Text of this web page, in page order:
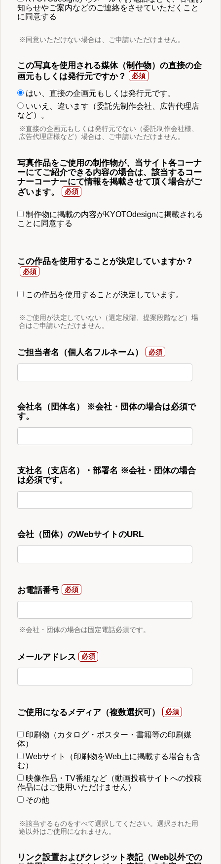
知らせやご案内などのご連絡をさせていただくこと
に同意する
※同意いただけない場合は、ご申請いただけません。
この写真を使用される媒体（制作物）の直接の企
画元もしくは発行元ですか？
はい、直接の企画元もしくは発行元です。
いいえ、違います（委託先制作会社、広告代理店
など）。
※直接の企画元もしくは発行元でない（委託制作会社様、
広告代理店様など）場合は、ご申請いただけません。
写真作品をご使用の制作物が、当サイト各コーナ
ーにてご紹介できる内容の場合は、該当するコー
ナーコーナーにて情報を掲載させて頂く場合がご
ざいます。
制作物に掲載の内容がKYOTOdesignに掲載される
ことに同意する
この作品を使用することが決定していますか？
この作品を使用することが決定しています。
※ご使用が決定していない（選定段階、提案段階など）場
合はご申請いただけません。
ご担当者名（個人名フルネーム）
会社名（団体名） ※会社・団体の場合は必須で
す。
支社名（支店名）・部署名 ※会社・団体の場合
は必須です。
会社（団体）のWebサイトのURL
お電話番号
※会社・団体の場合は固定電話必須です。
メールアドレス
ご使用になるメディア（複数選択可）
印刷物（カタログ・ポスター・書籍等の印刷媒
体）
Webサイト（印刷物をWeb上に掲載する場合も含
む）
映像作品・TV番組など（動画投稿サイトへの投稿
作品にはご使用いただけません）
その他
※該当するものをすべて選択してください。選択された用
途以外はご使用になれません。
リンク設置およびクレジット表記（Web以外での